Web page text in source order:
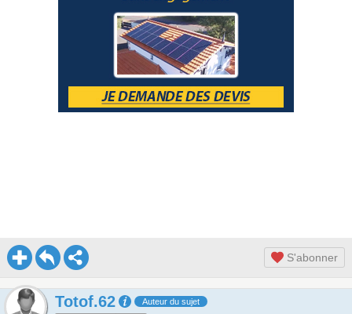
S'abonner
Totof.62 Auteur du sujet